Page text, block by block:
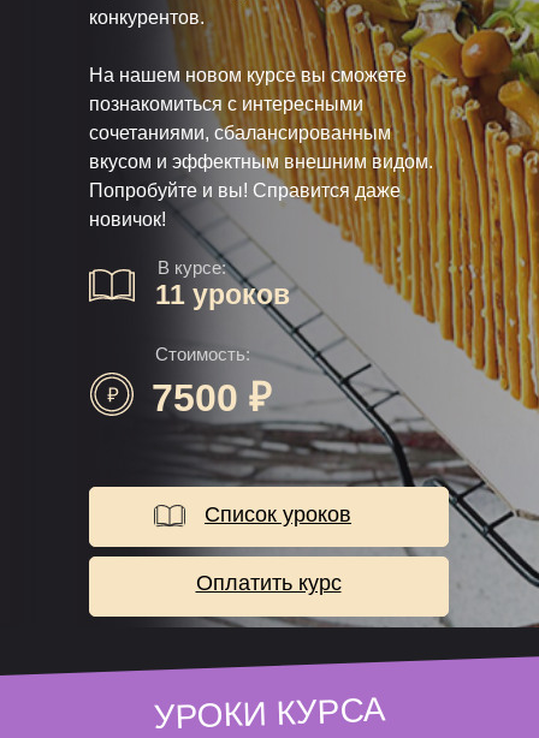
конкурентов.
На нашем новом курсе вы сможете
познакомиться с интересными
сочетаниями, сбалансированным
вкусом и эффектным внешним видом.
Попробуйте и вы! Справится даже
новичок!
В курсе:
11 уроков
Стоимость:
Список уроков
7500 ₽
Оплатить курс
УРОКИ КУРСА